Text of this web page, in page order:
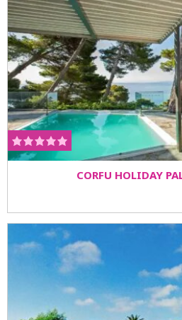
CORFU HOLIDAY